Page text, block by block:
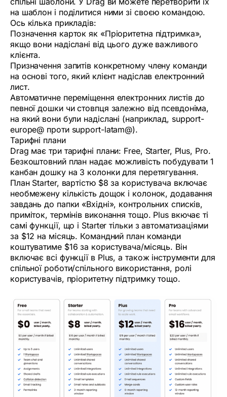
на шаблон і поділитися ними зі своєю командою.
Ось кілька прикладів:
Позначення карток як «Пріоритетна підтримка»,
якщо вони надіслані від цього дуже важливого
клієнта.
Призначення запитів конкретному члену команди
на основі того, який клієнт надіслав електронний
лист.
Автоматичне переміщення електронних листів до
певної дошки чи стовпця залежно від псевдоніма,
на який вони були надіслані (наприклад, support-
europe@ проти support-latam@).
Тарифні плани
Drag має три тарифні плани: Free, Starter, Plus, Pro.
Безкоштовний план надає можливість побудувати 1
канбан дошку на 3 колонки для перетягування.
План Starter, вартістю $8 за користувача включає
необмежену кількість дощок і колонок, додавання
завдань до папки «Вхідні», контрольних списків,
приміток, термінів виконання тощо. Plus вкючає ті
самі функції, що і Starter тільки з автоматизаціями
за $12 на місяць. Командний план команди
коштуватиме $16 за користувача/місяць. Він
включає всі функції в Plus, а також інструменти для
спільної роботи/спільного використання, ролі
користувачів, пріоритетну підтримку тощо.